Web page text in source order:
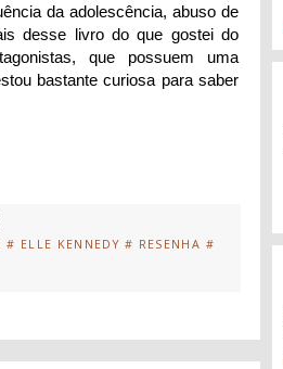
da adolescência, abuso de
desse livro do que gostei do
que possuem uma
bastante curiosa para saber
# ELLE KENNEDY # RESENHA #